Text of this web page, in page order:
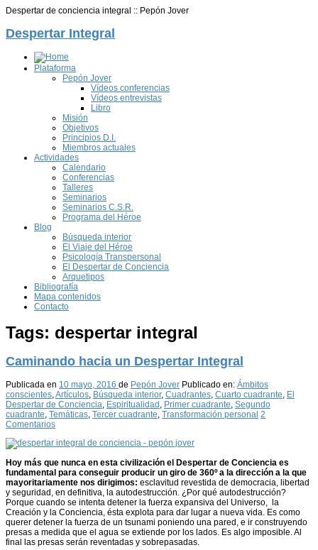
Despertar de conciencia integral :: Pepón Jover
Despertar Integral
Plataforma
Pepón Jover
Vídeos conferencias
Vídeos entrevistas
Libro
Misión
Objetivos
Principios D.I.
Miembros actuales
Actividades
Calendario
Conferencias
Talleres
Seminarios
Seminarios C.S.R.
Programa del Héroe
Blog
Búsqueda interior
El Viaje del Héroe
Psicología Transpersonal
El Despertar de Conciencia
Arquetipos
Bibliografía
Mapa contenidos
Contacto
Tags: despertar integral
Caminando hacia un Despertar Integral
Publicada en 10 mayo, 2016 de Pepón Jover Publicado en: Ámbitos
conscientes,Artículos, Búsqueda interior, Cuadrantes, Cuarto cuadrante, El
Despertar de Conciencia, Espiritualidad , Primer cuadrante, Segundo
cuadrante, Temáticas, Tercer cuadrante, Transformación personal 2
Comentarios
Hoy más que nunca en esta civilización el Despertar de Conciencia es
fundamental para conseguir producir un giro de 360º a la dirección a la que
mayoritariamente nos dirigimos: esclavitud revestida de democracia, libertad
y seguridad, en definitiva, la autodestrucción. ¿Por qué autodestrucción?
Porque cuando se intenta detener la fuerza expansiva del Universo, la
Creación y la Conciencia, ésta explota para dar lugar a nueva vida. Es como
querer detener la fuerza de un tsunami poniendo una pared, e ir construyendo
presas a medida que el agua se extiende por los lados. Es algo imposible. Al
final las presas serán reventadas y sobrepasadas.